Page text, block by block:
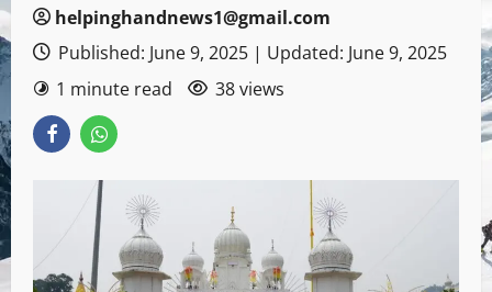
helpinghandnews1@gmail.com
Published: June 9, 2025 | Updated: June 9, 2025
1 minute read
38 views